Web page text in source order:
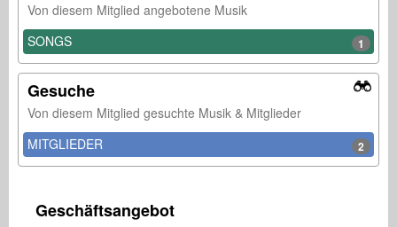
Von diesem Mitglied angebotene Musik
SONGS
1
Gesuche
Von diesem Mitglied gesuchte Musik & Mitglieder
MITGLIEDER
2
Geschäftsangebot